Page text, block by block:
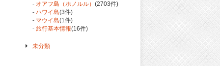
- オアフ島（ホノルル） (2703件)
- ハワイ島(3件)
- マウイ島(1件)
- 旅行基本情報(16件)
未分類